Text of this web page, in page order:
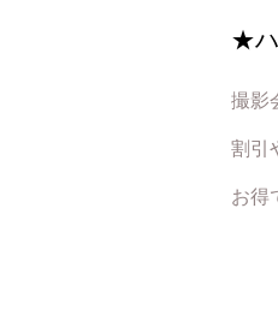
★ハ
撮影
割引
お得